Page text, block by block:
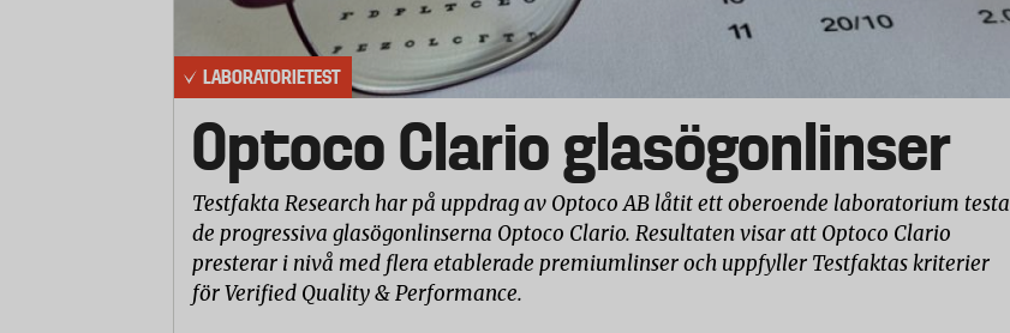
LABORATORIETEST
Optoco Clario glasögonlinser
Testfakta Research har på uppdrag av Optoco AB låtit ett oberoende laboratorium testa
de progressiva glasögonlinserna Optoco Clario. Resultaten visar att Optoco Clario
presterar i nivå med flera etablerade premiumlinser och uppfyller Testfaktas kriterier
för Verified Quality & Performance.